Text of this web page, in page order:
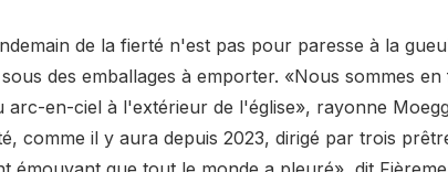
de la fierté n'est pas pour paresse à la
des emballages à emporter. «Nous sommes
arc-en-ciel à l'extérieur de l'église», rayonne
comme il y aura depuis 2023, dirigé par trois